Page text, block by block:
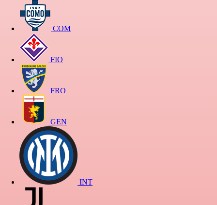
COM
FIO
FRO
GEN
INT